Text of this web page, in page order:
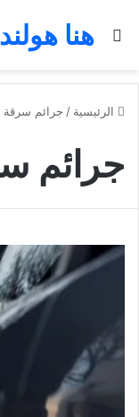
هنا هولندا
بحث عن
الرئيسية / جرائم سرقة
جرائم